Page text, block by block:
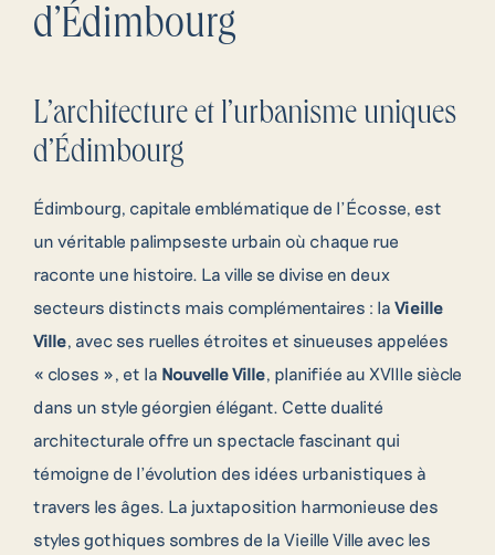
d’Édimbourg
L’architecture et l’urbanisme uniques
d’Édimbourg
Édimbourg, capitale emblématique de l’Écosse, est
un véritable palimpseste urbain où chaque rue
raconte une histoire. La ville se divise en deux
secteurs distincts mais complémentaires : la Vieille
Ville , avec ses ruelles étroites et sinueuses appelées
« closes », et la Nouvelle Ville , planifiée au XVIIIe siècle
dans un style géorgien élégant. Cette dualité
architecturale offre un spectacle fascinant qui
témoigne de l’évolution des idées urbanistiques à
travers les âges. La juxtaposition harmonieuse des
styles gothiques sombres de la Vieille Ville avec les